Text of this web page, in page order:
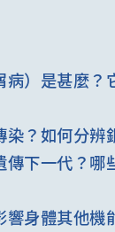
病）是甚麼？
染？如何分辨
傳下一代？哪
身體其他機